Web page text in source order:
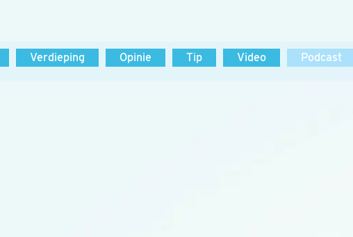
Verdieping Opinie Tip Video Podcast